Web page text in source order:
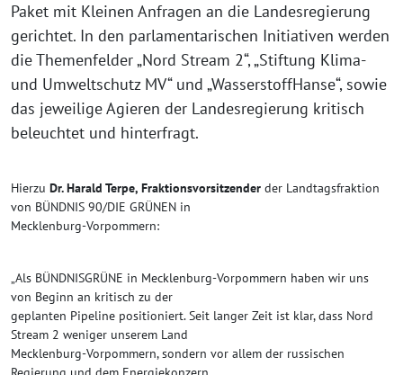
Paket mit Kleinen Anfragen an die Landesregierung
gerichtet. In den parlamentarischen Initiativen werden
die Themenfelder „Nord Stream 2“, „Stiftung Klima-
und Umweltschutz MV“ und „WasserstoffHanse“, sowie
das jeweilige Agieren der Landesregierung kritisch
beleuchtet und hinterfragt.
Hierzu Dr. Harald Terpe, Fraktionsvorsitzender der Landtagsfraktion
von BÜNDNIS 90/DIE GRÜNEN in
Mecklenburg-Vorpommern:
„Als BÜNDNISGRÜNE in Mecklenburg-Vorpommern haben wir uns
von Beginn an kritisch zu der
geplanten Pipeline positioniert. Seit langer Zeit ist klar, dass Nord
Stream 2 weniger unserem Land
Mecklenburg-Vorpommern, sondern vor allem der russischen